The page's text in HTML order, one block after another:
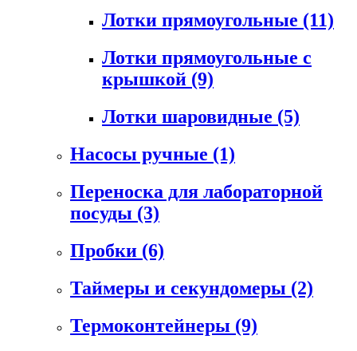
Лотки прямоугольные (11)
Лотки прямоугольные с
крышкой (9)
Лотки шаровидные (5)
Насосы ручные (1)
Переноска для лабораторной
посуды (3)
Пробки (6)
Таймеры и секундомеры (2)
Термоконтейнеры (9)